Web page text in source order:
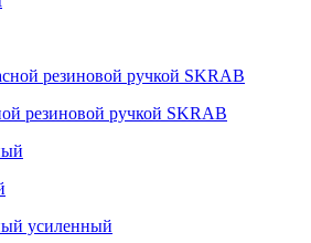
резиновой ручкой SKRAB